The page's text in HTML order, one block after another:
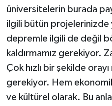
üniversitelerin burada
ilgili bütün projelerinizde
depremle ilgili de değil
kaldırmamız gerekiyor.
Çok hızlı bir şekilde
gerekiyor. Hem
ve kültürel olarak. Bu